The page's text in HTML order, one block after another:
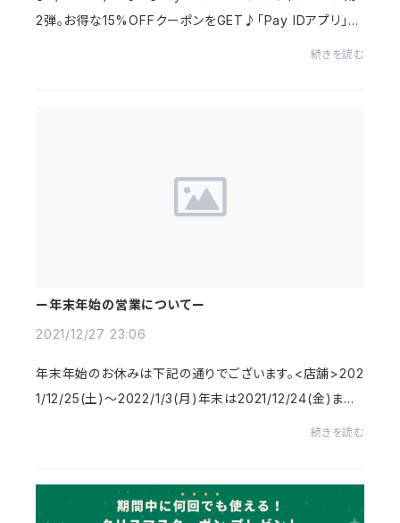
2弾。お得な15%OFFクーポンをGET♪「Pay IDアプリ」か
続きを読む
ー年末年始の営業についてー
2021/12/27 23:06
年末年始のお休みは下記の通りでございます。<店舗>202
1/12/25(土)〜2022/1/3(月)年末は2021/12/24(金)まで
続きを読む